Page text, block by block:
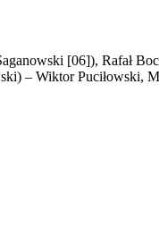
[06]), Rafał
– Wiktor